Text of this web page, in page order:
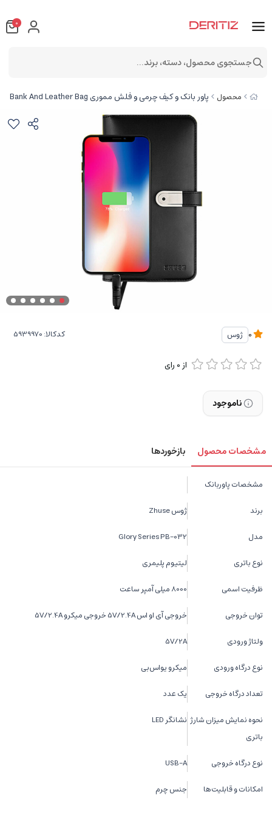
محصول پاور بانک و کیف چرمی و فلش مموری Zhuse Glory Series PB-032 8000mAh Power Bank And Leather Bag
ژوس کدکالا:
از0 رای
ناموجود
مشخصات محصول بازخوردها
مشخصات پاوربانک
برند ژوس Zhuse
مدل Glory Series PB-032
نوع باتری لیتیوم پلیمری
ظرفیت اسمی 8000 میلی آمپر ساعت
توان خروجی خروجی آی او اس 5V/2.4A خروجی میکرو 5V/2.4A
ولتاژ ورودی 5V/2A
نوع درگاه ورودی میکرو یو‌اس‌بی
تعداد درگاه خروجی یک عدد
نحوه نمایش میزان شارژ
باتری
نشانگر LED
نوع درگاه خروجی USB-A
امکانات و قابلیت‌ها جنس چرم
0
جستجوی محصول، دسته، برند...